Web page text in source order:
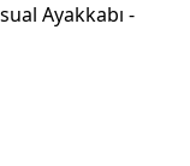
Ayakkabı -